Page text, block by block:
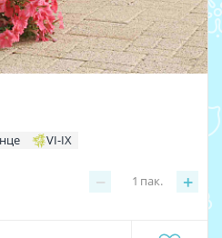
VI-IX
− +
1 пак.